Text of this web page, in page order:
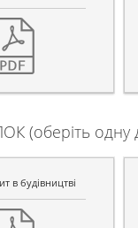
(оберіть одну
в будівництві